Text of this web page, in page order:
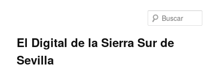
El Digital de la Sierra Sur de
Sevilla